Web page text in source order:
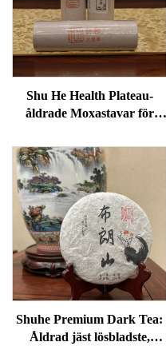
Shu He Health Plateau-
åldrade Moxastavar för
fuktreducering och
meridianvärme
Shuhe Premium Dark Tea:
Åldrad jäst lösbladste,